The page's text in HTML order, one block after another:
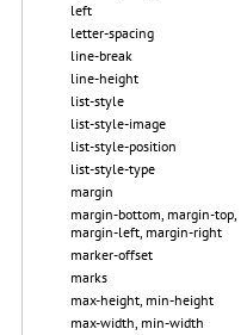
left
letter-spacing
line-break
line-height
list-style
list-style-image
list-style-position
list-style-type
margin
margin-bottom, margin-top,
margin-left, margin-right
marker-offset
marks
max-height, min-height
max-width, min-width